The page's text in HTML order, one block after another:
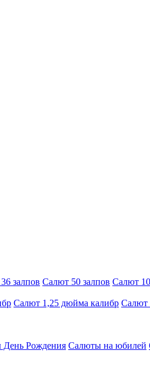
залпов Салют 50 залпов Салют
Салют 1,25 дюйма калибр Салют
Рождения Салюты на юбилей